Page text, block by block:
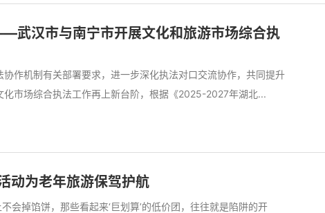
武汉市与南宁市开展文化和旅游市场综合执
作机制有关部署要求，进一步深化执法对口交流协作，共同提升
市场综合执法工作再上新台阶，根据《2025-2027年湖北...
动为老年旅游保驾护航
会掉馅饼，那些看起来‘巨划算’的低价团，往往就是陷阱的开